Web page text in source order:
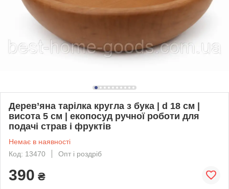
Дерев’яна тарілка кругла з бука | d 18 см |
висота 5 см | екопосуд ручної роботи для
подачі страв і фруктів
Немає в наявності
Код: 13470
Опт і роздріб
390 ₴